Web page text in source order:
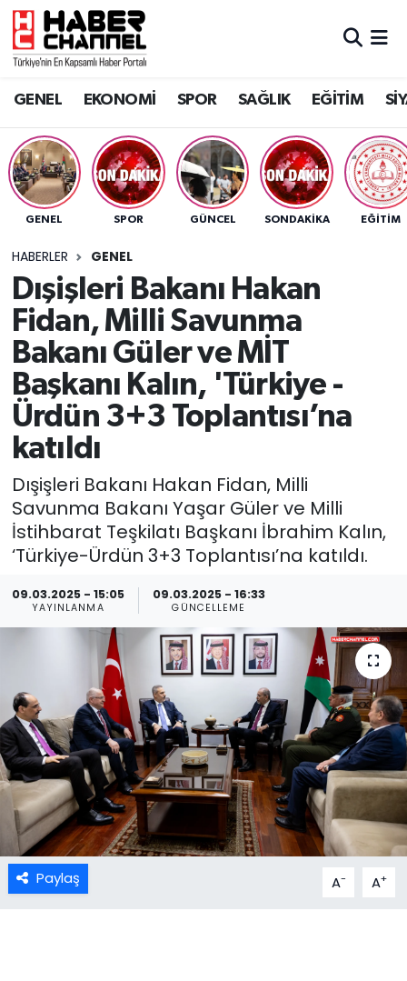
GENEL EKONOMİ SPOR SAĞLIK EĞİTİM
GENEL SPOR GÜNCEL SONDAKIKA EĞİTİM
HABERLER GENEL
Dışişleri Bakanı Hakan
Fidan, Milli Savunma
Bakanı Güler ve MİT
Başkanı Kalın, 'Türkiye -
Ürdün 3+3 Toplantısı’na
katıldı
Dışişleri Bakanı Hakan Fidan, Milli
Savunma Bakanı Yaşar Güler ve Milli
İstihbarat Teşkilatı Başkanı İbrahim Kalın,
‘Türkiye-Ürdün 3+3 Toplantısı’na katıldı.
09.03.2025 - 15:05
YAYINLANMA
09.03.2025 - 16:33
GÜNCELLEME
Paylaş A- A+
GENEL
SPOR
SAĞLIK
EĞİTİM
SİYASET
MAGAZİN
Nöbetçi Eczaneler
Trafik Durumu
Süper Lig Puan Durumu ve Fikstür
Tüm Manşetler
Son Dakika Haberleri
Haber Arşivi